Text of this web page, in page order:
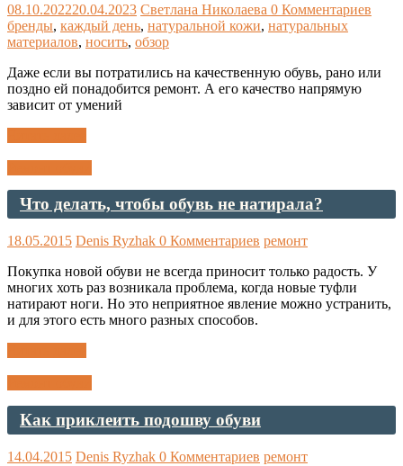
08.10.202220.04.2023 Светлана Николаева 0 Комментариев
бренды, каждый день, натуральной кожи, натуральных
материалов, носить, обзор
Даже если вы потратились на качественную обувь, рано или
поздно ей понадобится ремонт. А его качество напрямую
зависит от умений
Что делать, чтобы обувь не натирала?
18.05.2015 Denis Ryzhak 0 Комментариев ремонт
Покупка новой обуви не всегда приносит только радость. У
многих хоть раз возникала проблема, когда новые туфли
натирают ноги. Но это неприятное явление можно устранить,
и для этого есть много разных способов.
Как приклеить подошву обуви
14.04.2015 Denis Ryzhak 0 Комментариев ремонт